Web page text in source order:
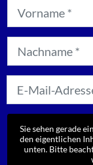
Sie sehen gerade
den eigentlichen
unten. Bitte